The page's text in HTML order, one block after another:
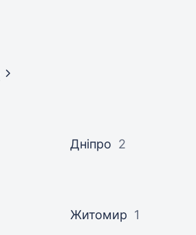
Дніпро 2
Житомир 1